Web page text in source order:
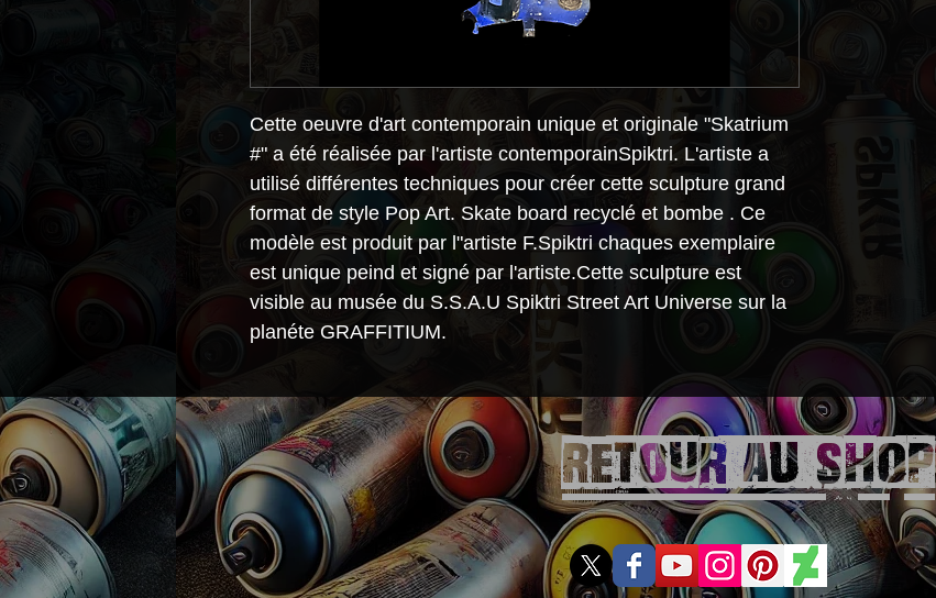
Cette oeuvre d'art contemporain unique et originale "Skatrium
#" a été réalisée par l'artiste contemporainSpiktri. L'artiste a
utilisé différentes techniques pour créer cette sculpture grand
format de style Pop Art. Skate board recyclé et bombe . Ce
modèle est produit par l"artiste F.Spiktri chaques exemplaire
est unique peind et signé par l'artiste.Cette sculpture est
visible au musée du S.S.A.U Spiktri Street Art Universe sur la
planéte GRAFFITIUM.
Retour aU SHOP